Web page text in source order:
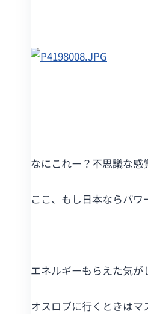
なにこれー？不思議な感
ここ、もし日本ならパ
エネルギーもらえた気が
オスロブに行くときはマ